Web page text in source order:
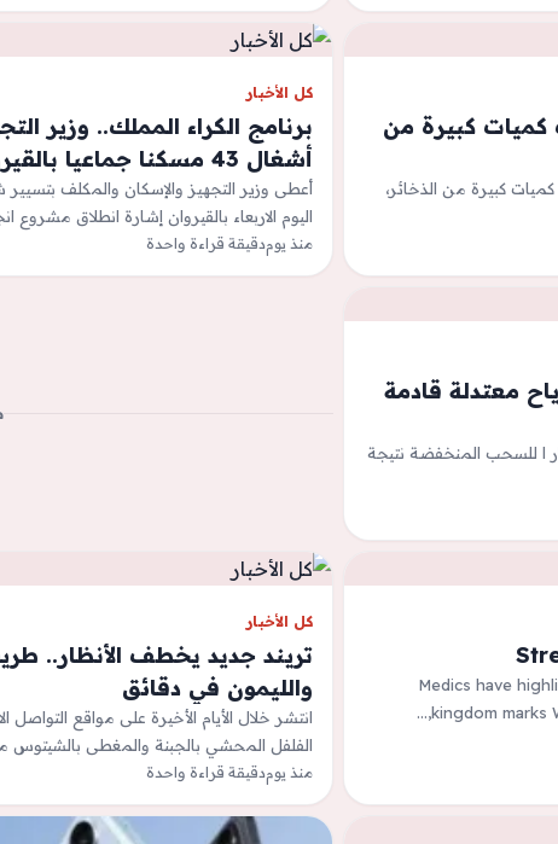
كبيرة من
كبيرة من الذخائر،
كل الأخبار
برنامج الكراء المملك.. وزير
أشغال 43 مسكنا جماعيا بالقيروان
أعطى وزير التجهيز والإسكان والمكلف
اليوم الاربعاء بالقيروان إشارة انطلاق مشروع انجاز 43
منذ يومدقيقة قراءة واحدة
معتدلة قادمة
ا للسحب المنخفضة نتيجة
Medics have
kingdom marks
كل الأخبار
تريند جديد يخطف الأنظار..
والليمون في دقائق
انتشر خلال الأيام الأخيرة على مواقع
الفلفل المحشي بالجبنة والمغطى بالشيتوس
منذ يومدقيقة قراءة واحدة